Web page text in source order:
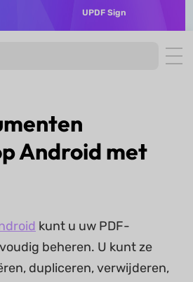
UPDF Sign
Android met
kunt u uw PDF-
beheren. U kunt ze
dupliceren, verwijderen,